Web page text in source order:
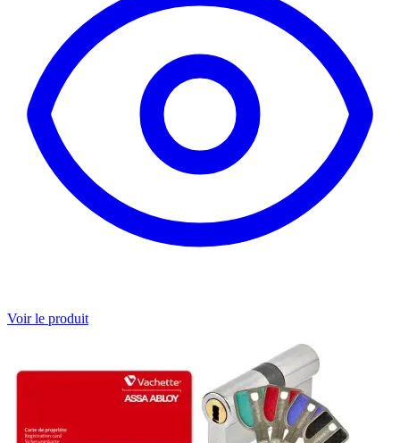
Voir le produit